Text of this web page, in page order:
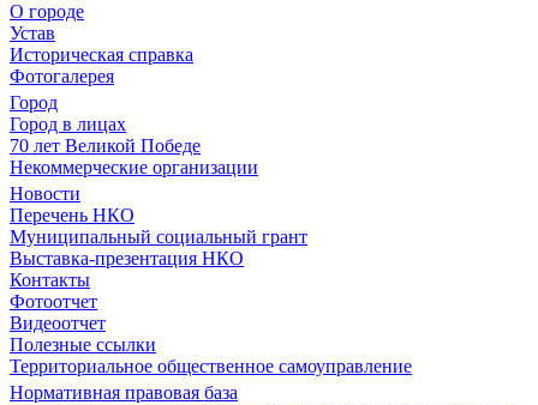
О городе
Устав
Историческая справка
Фотогалерея
Город
Город в лицах
70 лет Великой Победе
Некоммерческие организации
Новости
Перечень НКО
Муниципальный социальный грант
Выставка-презентация НКО
Контакты
Фотоотчет
Видеоотчет
Полезные ссылки
Территориальное общественное самоуправление
Нормативная правовая база